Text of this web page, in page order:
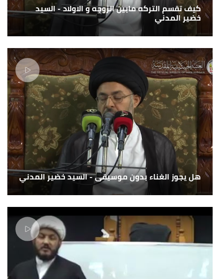
كيف تقسم التركه مابين الزوجه و الاولاد - السيد
خضير المدني
هل يجوز الغناء بدون موسيقى - السيد خضير المدني